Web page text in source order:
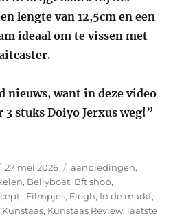
lengte van 12,5cm en een
ideaal om te vissen met
nieuws, want in deze video
3 stuks Doiyo Jerxus weg!”
youtube video Doiyo Jerxus”
Geplaatst
op
27 mei 2026 Categorieën
aanbiedingen,
, Bellyboat, Bft shop,
, Filmpjes, Flogh, In de markt,
Kunstaas, Kunstaas Review, laatste